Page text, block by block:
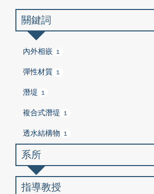
關鍵詞
內外相嵌 1
彈性材質 1
潛堤 1
複合式潛堤 1
透水結構物 1
系所
指導教授